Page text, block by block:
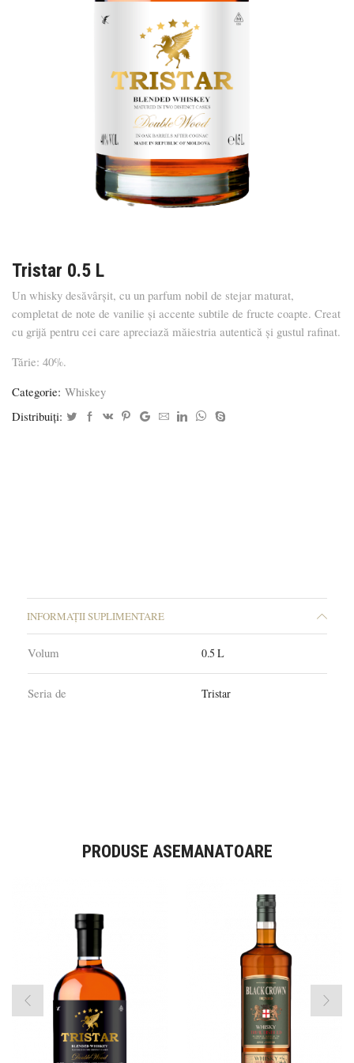
Tristar 0.5 L
Un whisky desăvârșit, cu un parfum nobil de stejar maturat,
completat de note de vanilie și accente subtile de fructe coapte. Creat
cu grijă pentru cei care apreciază măiestria autentică și gustul rafinat.
Tărie: 40%.
Categorie: Whiskey
Distribuiți:
INFORMAȚII SUPLIMENTARE
Volum 0.5 L
Seria de Tristar
PRODUSE ASEMANATOARE